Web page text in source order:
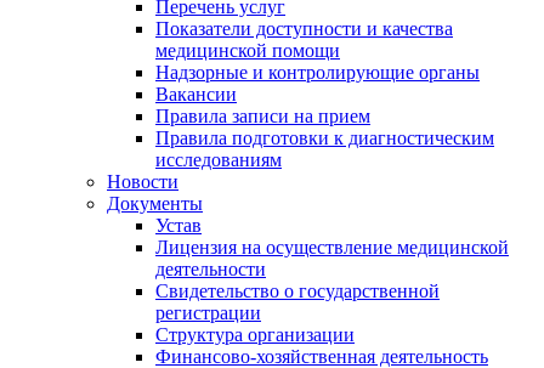
Перечень услуг
Показатели доступности и качества
медицинской помощи
Надзорные и контролирующие органы
Вакансии
Правила записи на прием
Правила подготовки к диагностическим
исследованиям
Новости
Документы
Устав
Лицензия на осуществление медицинской
деятельности
Свидетельство о государственной
регистрации
Структура организации
Финансово-хозяйственная деятельность